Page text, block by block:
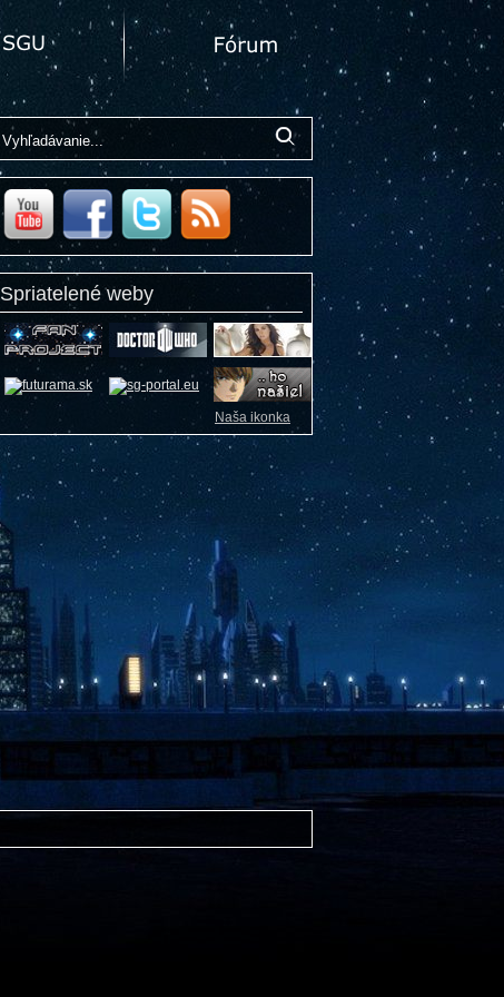
Spriatelené weby
Naša ikonka